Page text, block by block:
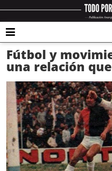
Fútbol y
una relación